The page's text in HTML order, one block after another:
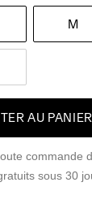
M
AU PANIER
commande
sous 30